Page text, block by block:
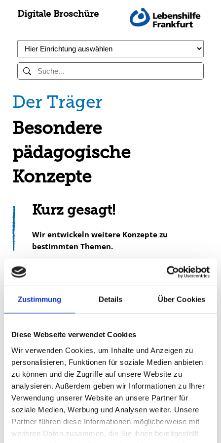
Zustimmung Details Über Cookies
Diese Webseite verwendet Cookies
Wir verwenden Cookies, um Inhalte und Anzeigen zu
personalisieren, Funktionen für soziale Medien anbieten
zu können und die Zugriffe auf unsere Website zu
analysieren. Außerdem geben wir Informationen zu Ihrer
Verwendung unserer Website an unsere Partner für
soziale Medien, Werbung und Analysen weiter. Unsere
Partner führen diese Informationen möglicherweise mit
weiteren Daten zusammen, die Sie ihnen bereitgestellt
Digitale Broschüre
Der Träger
Besondere
pädagogische
Konzepte
Kurz gesagt!
Wir entwickeln weitere Konzepte zu
bestimmten Themen.
Farben lernen, Farben mischen, das ist ganz
einfach.